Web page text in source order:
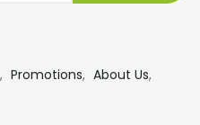
Promotions
About Us